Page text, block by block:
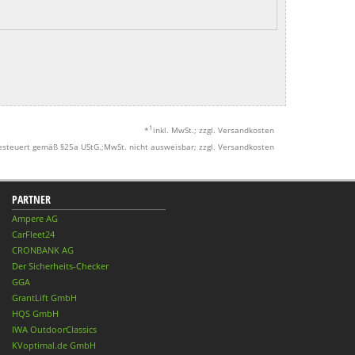
* 1 inkl. MwSt.; zzgl. Versandkosten
gemäß §25a UStG.;MwSt. nicht ausweisbar; zzgl. Versandkosten
PARTNER
Ampere AG
CarFleet24
CRONBANK AG
Der Sicherheits-Checker
GGA
GrantLift GmbH
HQS GmbH
IWA OutdoorClassics
KVoptimal.de GmbH